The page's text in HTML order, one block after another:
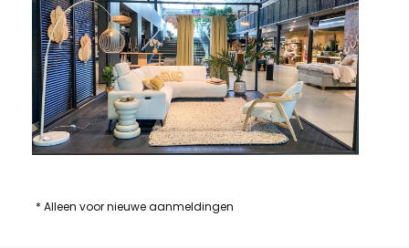
* Alleen voor nieuwe aanmeldingen